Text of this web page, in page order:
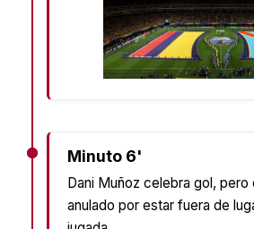
Minuto 6'
Dani Muñoz celebra gol,
anulado por estar fuera de